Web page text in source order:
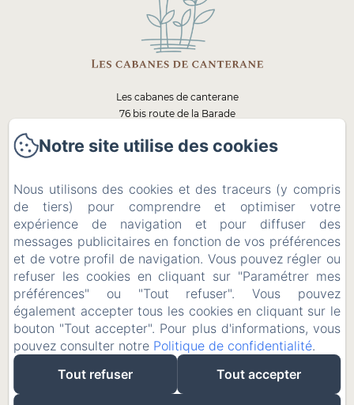
Les cabanes de canterane
76 bis route de la Barade
+ 33 (0) 611859015
Accueil
Les cabanes
Services
Qualité
Les environs
Contact
Mentions légales
Mentions légales
Notre site utilise des cookies
Nous utilisons des cookies et des traceurs (y compris
de tiers) pour comprendre et optimiser votre
expérience de navigation et pour diffuser des
messages publicitaires en fonction de vos préférences
et de votre profil de navigation. Vous pouvez régler ou
refuser les cookies en cliquant sur "Paramétrer mes
préférences" ou "Tout refuser". Vous pouvez
également accepter tous les cookies en cliquant sur le
bouton "Tout accepter". Pour plus d'informations, vous
pouvez consulter notre Politique de confidentialité.
Tout refuser
Tout accepter